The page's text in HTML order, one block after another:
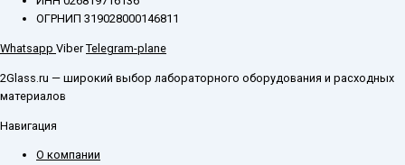
ОГРНИП 319028000146811
Whatsapp Viber Telegram-plane
2Glass.ru — широкий выбор лабораторного оборудования и расходных
материалов
Навигация
О компании